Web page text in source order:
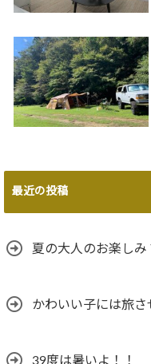
最近の投稿
夏の大人のお楽しみ
かわいい子には旅さ
39度は暑いよ！！